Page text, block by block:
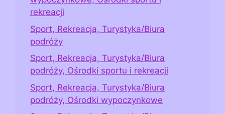
rekreacji
Sport, Rekreacja, Turystyka/Biura
podróży
Sport, Rekreacja, Turystyka/Biura
podróży, Ośrodki sportu i rekreacji
Sport, Rekreacja, Turystyka/Biura
podróży, Ośrodki wypoczynkowe